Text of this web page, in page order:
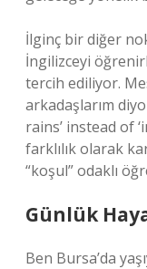
İlginç bir diğer
İngilizceyi
tercih ediliyor.
arkadaşlarım
rains’ instead of
farklılık olarak
“koşul” odaklı
Günlük
Ben Bursa’da